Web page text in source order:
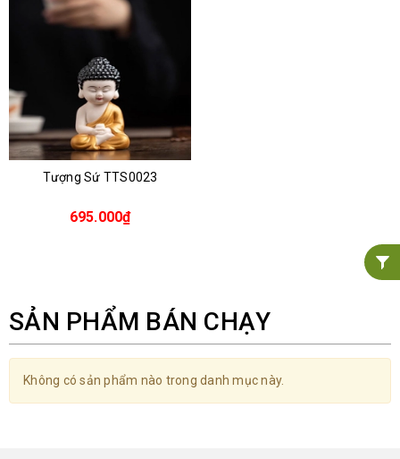
Tượng Sứ TTS0023
695.000₫
SẢN PHẨM BÁN CHẠY
Không có sản phẩm nào trong danh mục này.